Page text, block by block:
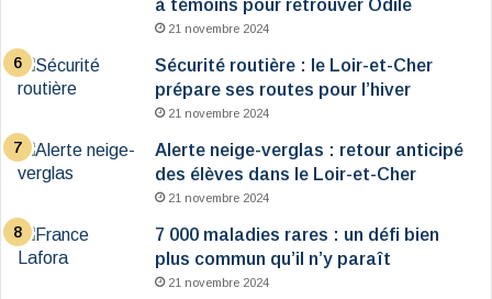
à témoins pour retrouver Odile
21 novembre 2024
Sécurité routière : le Loir-et-Cher
prépare ses routes pour l’hiver
21 novembre 2024
Alerte neige-verglas : retour anticipé
des élèves dans le Loir-et-Cher
21 novembre 2024
7 000 maladies rares : un défi bien
plus commun qu’il n’y paraît
21 novembre 2024